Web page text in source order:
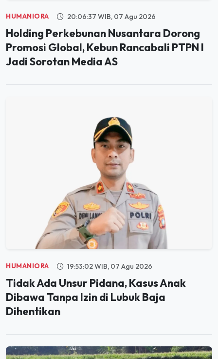
Holding Perkebunan Nusantara Dorong
Promosi Global, Kebun Rancabali PTPN I
Jadi Sorotan Media AS
HUMANIORA 19:53:02 WIB, 07 Agu 2026
Tidak Ada Unsur Pidana, Kasus Anak
Dibawa Tanpa Izin di Lubuk Baja
Dihentikan